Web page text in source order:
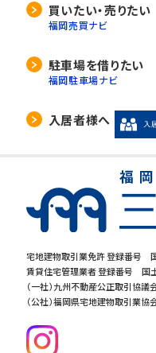
宅地建物取引業免許 登録番号 国
賃貸住宅管理業者 登録番号 国土
（一社）九州不動産公正取引協
（公社）福岡県宅地建物取引業
買いたい・売りたい
福岡売買ナビ
駐車場を借りたい
福岡駐車場ナビ
入居者様へ